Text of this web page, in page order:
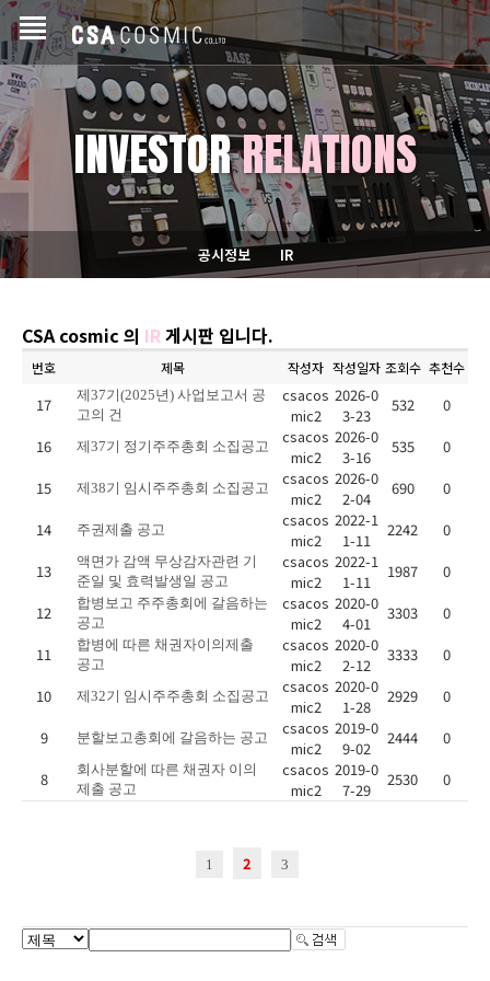
INVESTORRELATIONS
공시정보 IR
CSA cosmic 의 IR게시판 입니다.
번호 제목 작성자 작성일자 조회수 추천수
17
제37기(2025년) 사업보고서 공
고의 건
csacos
mic2
2026-0
3-23
532
0
16
제37기 정기주주총회 소집공고
csacos
mic2
2026-0
3-16
535
0
15
제38기 임시주주총회 소집공고
csacos
mic2
2026-0
2-04
690
0
14
주권제출 공고
csacos
mic2
2022-1
1-11
2242
0
13
액면가 감액 무상감자관련 기
준일 및 효력발생일 공고
csacos
mic2
2022-1
1-11
1987
0
12
합병보고 주주총회에 갈음하는
공고
csacos
mic2
2020-0
4-01
3303
0
11
합병에 따른 채권자이의제출
공고
csacos
mic2
2020-0
2-12
3333
0
10
제32기 임시주주총회 소집공고
csacos
mic2
2020-0
1-28
2929
0
9
분할보고총회에 갈음하는 공고
csacos
mic2
2019-0
9-02
2444
0
8
회사분할에 따른 채권자 이의
제출 공고
csacos
mic2
2019-0
7-29
2530 0
1 2 3